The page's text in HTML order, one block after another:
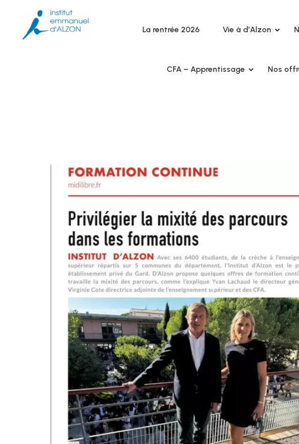
La rentrée 2026 Vie à d’Alzon
CFA – Apprentissage Nos